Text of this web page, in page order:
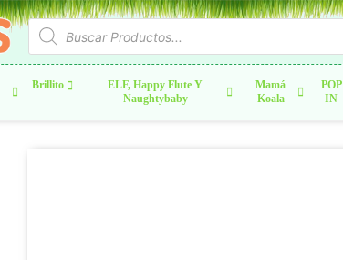
Brillito
ELF, Happy Flute Y
Naughtybaby
Mamá
Koala
POP
IN